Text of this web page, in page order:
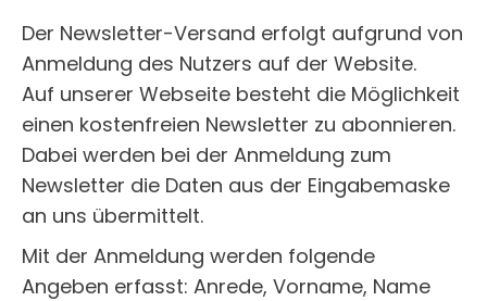
Der Newsletter-Versand erfolgt aufgrund von
Anmeldung des Nutzers auf der Website.
Auf unserer Webseite besteht die Möglichkeit
einen kostenfreien Newsletter zu abonnieren.
Dabei werden bei der Anmeldung zum
Newsletter die Daten aus der Eingabemaske
an uns übermittelt.
Mit der Anmeldung werden folgende
Angeben erfasst: Anrede, Vorname, Name